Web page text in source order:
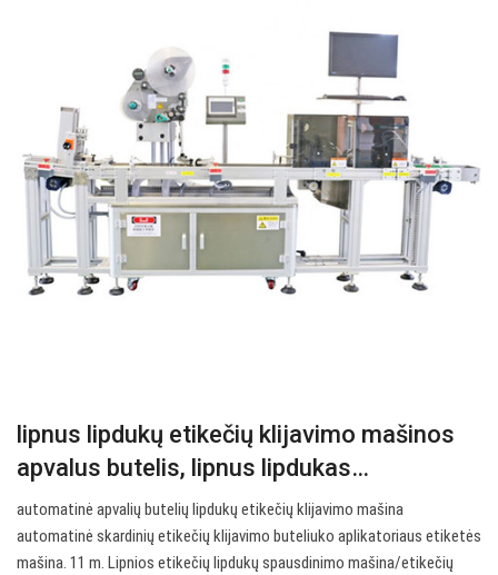
lipnus lipdukų etikečių klijavimo mašinos
apvalus butelis, lipnus lipdukas…
automatinė apvalių butelių lipdukų etikečių klijavimo mašina
automatinė skardinių etikečių klijavimo buteliuko aplikatoriaus etiketės
mašina. 11 m. Lipnios etikečių lipdukų spausdinimo mašina/etikečių